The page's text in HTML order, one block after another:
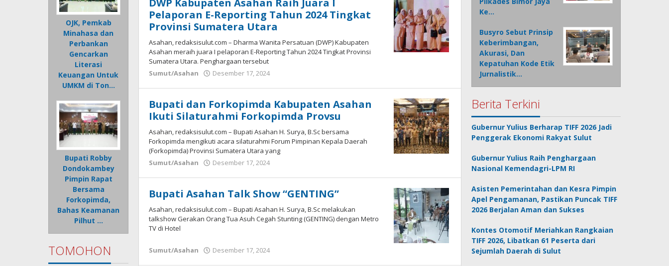
OJK, Pemkab
Minahasa dan
Perbankan
Gencarkan
Literasi
Keuangan Untuk
UMKM di Ton…
Bupati Robby
Dondokambey
Pimpin Rapat
Bersama
Forkopimda,
Bahas Keamanan
Pilhut …
TOMOHON
DWP Kabupaten Asahan Raih Juara I
Pelaporan E-Reporting Tahun 2024 Tingkat
Provinsi Sumatera Utara
Asahan, redaksisulut.com – Dharma Wanita Persatuan (DWP) Kabupaten
Asahan meraih juara I pelaporan E-Reporting Tahun 2024 Tingkat Provinsi
Sumatera Utara. Penghargaan tersebut
Sumut/Asahan
Desember 17, 2024
Bupati dan Forkopimda Kabupaten Asahan
Ikuti Silaturahmi Forkopimda Provsu
Asahan, redaksisulut.com – Bupati Asahan H. Surya, B.Sc bersama
Forkopimda mengikuti acara silaturahmi Forum Pimpinan Kepala Daerah
(Forkopimda) Provinsi Sumatera Utara yang
Sumut/Asahan
Desember 17, 2024
Bupati Asahan Talk Show “GENTING”
Asahan, redaksisulut.com – Bupati Asahan H. Surya, B.Sc melakukan
talkshow Gerakan Orang Tua Asuh Cegah Stunting (GENTING) dengan Metro
TV di Hotel
Sumut/Asahan Desember 17, 2024
Ke…
Busyro Sebut Prinsip
Keberimbangan,
Akurasi, Dan
Kepatuhan Kode Etik
Jurnalistik…
Berita Terkini
Gubernur Yulius Berharap TIFF 2026 Jadi
Penggerak Ekonomi Rakyat Sulut
Gubernur Yulius Raih Penghargaan
Nasional Kemendagri-LPM RI
Asisten Pemerintahan dan Kesra Pimpin
Apel Pengamanan, Pastikan Puncak TIFF
2026 Berjalan Aman dan Sukses
Kontes Otomotif Meriahkan Rangkaian
TIFF 2026, Libatkan 61 Peserta dari
Sejumlah Daerah di Sulut